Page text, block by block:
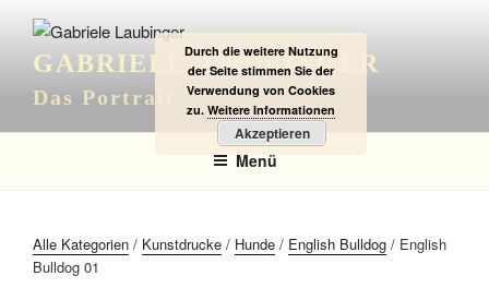
Inhalt
springenGABRIELE LAUBINGER
Das Portrait
Menü
Alle Kategorien / Kunstdrucke / Hunde / English Bulldog / English
Bulldog 01
Durch die weitere Nutzung
der Seite stimmen Sie der
Verwendung von Cookies
zu. Weitere Informationen
Akzeptieren